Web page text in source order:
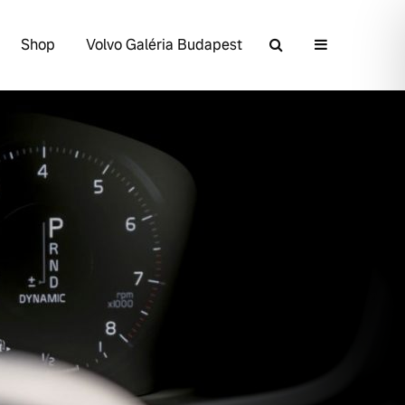
Shop Volvo Galéria Budapest
Lajvér Pikniken